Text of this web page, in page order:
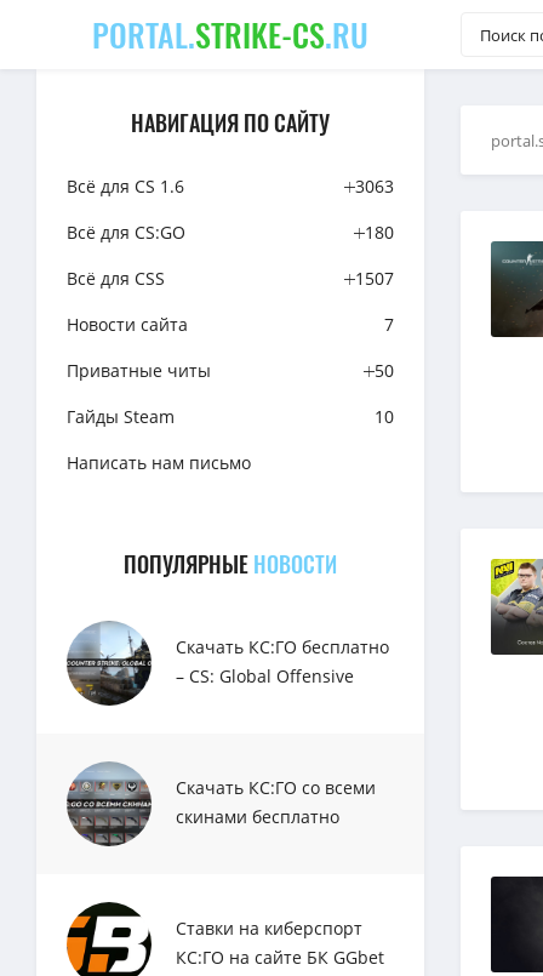
PORTAL.STRIKE-CS.RU
НАВИГАЦИЯ ПО САЙТУ
Всё для CS 1.6
3063
Всё для CS:GO
180
Всё для CSS
1507
Новости сайта
7
Приватные читы
50
Гайды Steam
10
Написать нам письмо
ПОПУЛЯРНЫЕНОВОСТИ
Скачать КС:ГО бесплатно
– CS: Global Offensive
Скачать КС:ГО со всеми
скинами бесплатно
Ставки на киберспорт
КС:ГО на сайте БК GGbet